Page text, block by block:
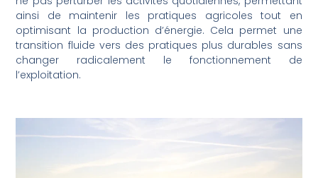
ainsi de maintenir les pratiques agricoles tout en
optimisant la production d’énergie. Cela permet une
transition fluide vers des pratiques plus durables sans
changer radicalement le fonctionnement de
l’exploitation.